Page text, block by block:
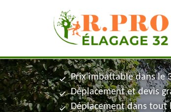
Prix imbattable dans le
Déplacement et devis
Déplacement dans tout